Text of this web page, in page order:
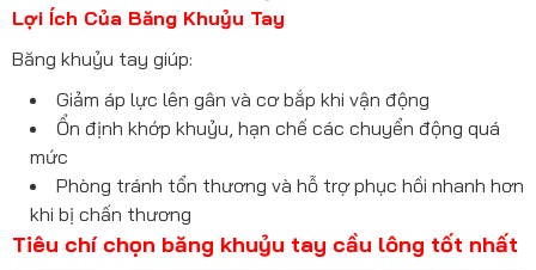
Lợi Ích Của Băng Khuỷu Tay
Băng khuỷu tay giúp:
Giảm áp lực lên gân và cơ bắp khi vận động
Ổn định khớp khuỷu, hạn chế các chuyển động quá
mức
Phòng tránh tổn thương và hỗ trợ phục hồi nhanh hơn
khi bị chấn thương
Tiêu chí chọn băng khuỷu tay cầu lông tốt nhất